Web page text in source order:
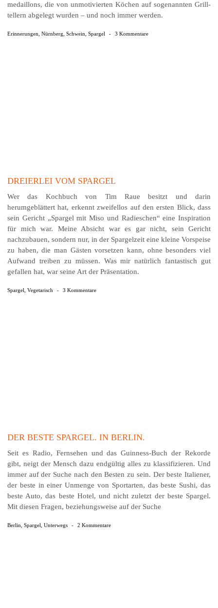
medaillons, die von unmotivierten Köchen auf sogenannten Grill­
tellern abgelegt wurden – und noch immer werden.
Erinnerungen Nürnberg Schwein Spargel - 3 Kommentare
DREIERLEI VOM SPARGEL
Wer das Kochbuch von Tim Raue besitzt und darin
herumgeblättert hat, erkennt zweifellos auf den ersten Blick, dass
sein Gericht „Spargel mit Miso und Radieschen“ eine Inspiration
für mich war. Meine Absicht war es gar nicht, sein Gericht
nachzubauen, sondern nur, in der Spargelzeit eine kleine Vorspeise
zu haben, die man Gästen vorsetzen kann, ohne besonders viel
Aufwand treiben zu müssen. Was mir natürlich fantastisch gut
gefallen hat, war seine Art der Präsentation.
Spargel Vegetarisch - 3 Kommentare
DER BESTE SPARGEL. IN BERLIN.
Seit es Radio, Fernsehen und das Guinness-Buch der Rekorde
gibt, neigt der Mensch dazu endgültig alles zu klassifizieren. Und
immer auf der Suche nach den Besten zu sein. Der beste Italiener,
der beste in einer Unmenge von Sportarten, das beste Sushi, das
beste Auto, das beste Hotel, und nicht zuletzt der beste Spargel.
Mit diesen Fragen, beziehungsweise auf der Suche
Berlin Spargel Unterwegs - 2 Kommentare